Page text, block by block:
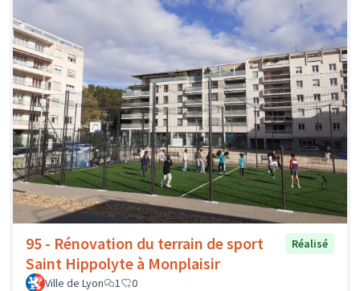
95 - Rénovation du terrain de sport
Saint Hippolyte à Monplaisir
Réalisé
Ville de Lyon 1 0